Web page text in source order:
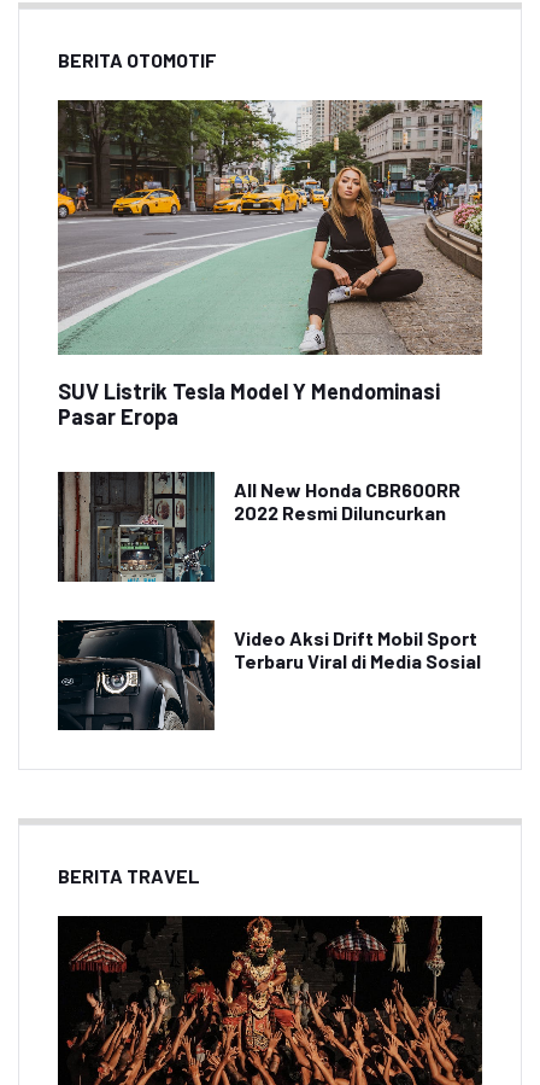
BERITA OTOMOTIF
SUV Listrik Tesla Model Y Mendominasi
Pasar Eropa
All New Honda CBR600RR
2022 Resmi Diluncurkan
Video Aksi Drift Mobil Sport
Terbaru Viral di Media Sosial
BERITA TRAVEL